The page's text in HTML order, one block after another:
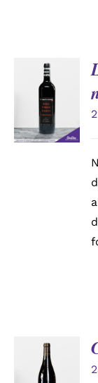
AJOUTER
AU
PANIER
/
DÉTAILS
AJOUTER
AU